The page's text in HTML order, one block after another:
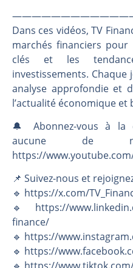
Dans ces vidéos, TV
marchés financiers
clés et les
investissements.
analyse approfondie et
l’actualité économique et
🔔 Abonnez-vous à la
aucune de
https://
📌 Suivez-nous et
🔹 https://x.com/
🔹 https://
finance/
🔹 https://
🔹 https://